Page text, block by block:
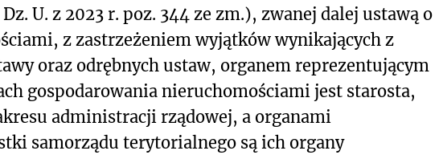
U. z 2023 r. poz. 344 ze zm.), zwanej dalej ustawą o
z zastrzeżeniem wyjątków wynikających z
oraz odrębnych ustaw, organem reprezentującym
gospodarowania nieruchomościami jest starosta,
administracji rządowej, a organami
samorządu terytorialnego są ich organy